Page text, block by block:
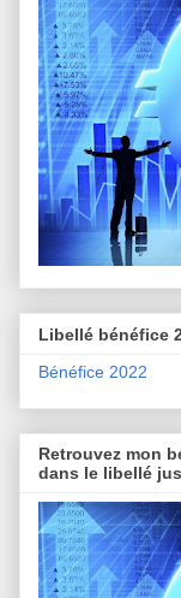
Libellé bénéfice
Bénéfice 2022
Retrouvez mon
dans le libellé